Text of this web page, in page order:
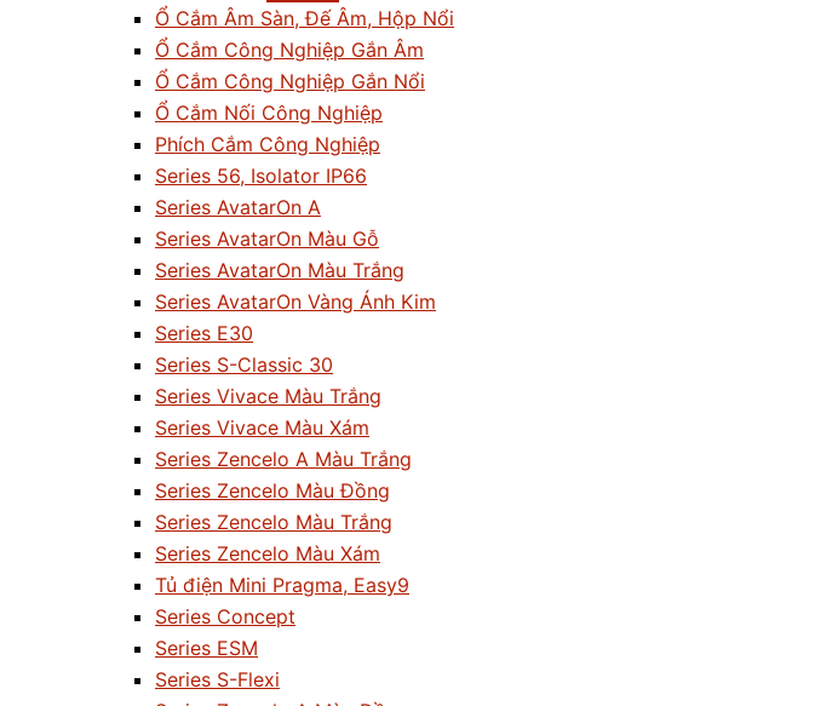
Ổ Cắm Âm Sàn, Đế Âm, Hộp Nổi
Ổ Cắm Công Nghiệp Gắn Âm
Ổ Cắm Công Nghiệp Gắn Nổi
Ổ Cắm Nối Công Nghiệp
Phích Cắm Công Nghiệp
Series 56, Isolator IP66
Series AvatarOn A
Series AvatarOn Màu Gỗ
Series AvatarOn Màu Trắng
Series AvatarOn Vàng Ánh Kim
Series E30
Series S-Classic 30
Series Vivace Màu Trắng
Series Vivace Màu Xám
Series Zencelo A Màu Trắng
Series Zencelo Màu Đồng
Series Zencelo Màu Trắng
Series Zencelo Màu Xám
Tủ điện Mini Pragma, Easy9
Series Concept
Series ESM
Series S-Flexi